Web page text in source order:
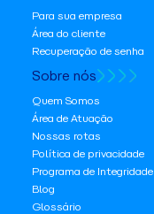
Para sua empresa
Área do cliente
Recuperação de senha
Sobre nós
Quem Somos
Área de Atuação
Nossas rotas
Política de privacidade
Programa de Integridade
Blog
Glossário